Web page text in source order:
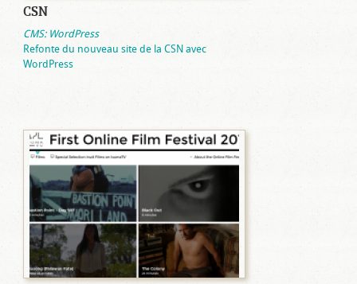
CSN
CMS: WordPress
Refonte du nouveau site de la CSN avec
WordPress